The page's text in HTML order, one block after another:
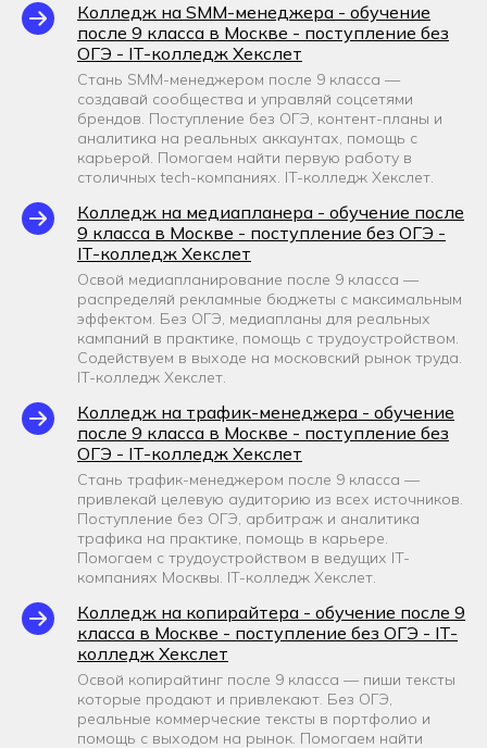
Колледж на SMM-менеджера - обучение
после 9 класса в Москве - поступление без
ОГЭ - IT-колледж Хекслет
Стань SMM-менеджером после 9 класса —
создавай сообщества и управляй соцсетями
брендов. Поступление без ОГЭ, контент-планы и
аналитика на реальных аккаунтах, помощь с
карьерой. Помогаем найти первую работу в
столичных tech-компаниях. IT-колледж Хекслет.
Колледж на медиапланера - обучение после
9 класса в Москве - поступление без ОГЭ -
IT-колледж Хекслет
Освой медиапланирование после 9 класса —
распределяй рекламные бюджеты с максимальным
эффектом. Без ОГЭ, медиапланы для реальных
кампаний в практике, помощь с трудоустройством.
Содействуем в выходе на московский рынок труда.
IT-колледж Хекслет.
Колледж на трафик-менеджера - обучение
после 9 класса в Москве - поступление без
ОГЭ - IT-колледж Хекслет
Стань трафик-менеджером после 9 класса —
привлекай целевую аудиторию из всех источников.
Поступление без ОГЭ, арбитраж и аналитика
трафика на практике, помощь в карьере.
Помогаем с трудоустройством в ведущих IT-
компаниях Москвы. IT-колледж Хекслет.
Колледж на копирайтера - обучение после 9
класса в Москве - поступление без ОГЭ - IT-
колледж Хекслет
Освой копирайтинг после 9 класса — пиши тексты
которые продают и привлекают. Без ОГЭ,
реальные коммерческие тексты в портфолио и
помощь с выходом на рынок. Помогаем найти